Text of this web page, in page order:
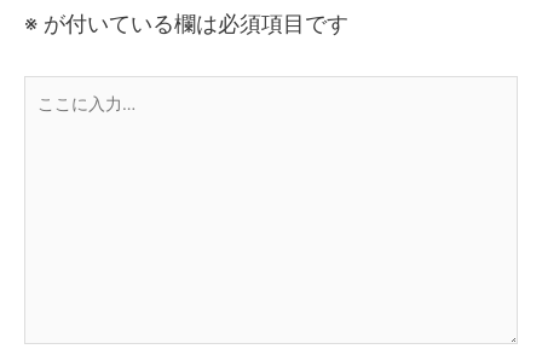
※ が付いている欄は必須項目です